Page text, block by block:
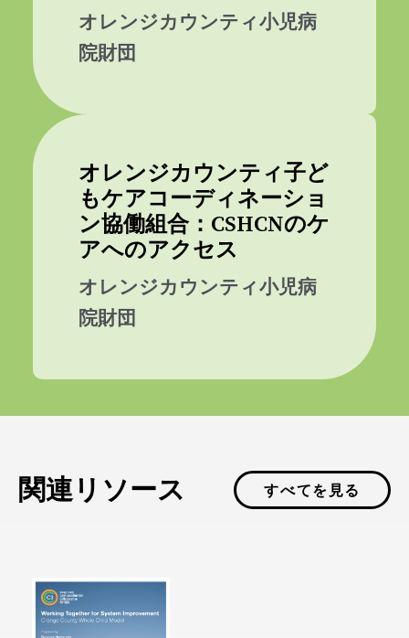
オレンジカウンティ小児病
院財団
オレンジカウンティ子ど
もケアコーディネーショ
ン協働組合：CSHCNのケ
アへのアクセス
オレンジカウンティ小児病
院財団
関連リソース すべてを見る